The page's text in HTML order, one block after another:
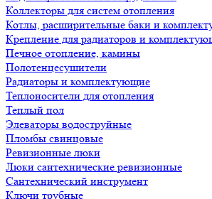
Коллекторы для систем отопления
Котлы, расширительные баки и
Крепление для радиаторов и
Печное отопление, камины
Полотенцесушители
Радиаторы и комплектующие
Теплоносители для отопления
Теплый пол
Элеваторы водоструйные
Пломбы свинцовые
Ревизионные люки
Люки сантехнические ревизионные
Сантехнический инструмент
Ключи трубные